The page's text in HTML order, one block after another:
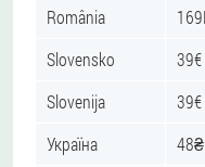
România
169L
Slovensko
39€
Slovenija
39€
Україна
48₴